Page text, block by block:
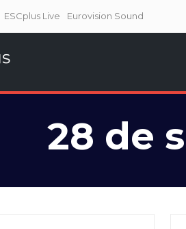
ESCplus Live Eurovision Sound
28 de